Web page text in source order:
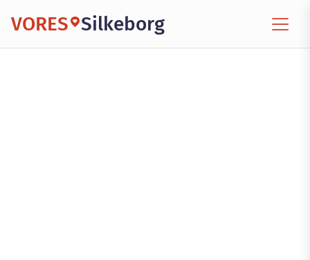
VORES Silkeborg